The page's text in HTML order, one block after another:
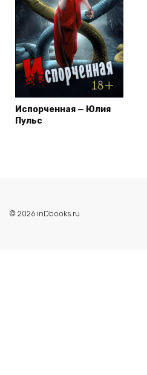
Испорченная — Юлия
Пульс
© 2026 inDbooks.ru